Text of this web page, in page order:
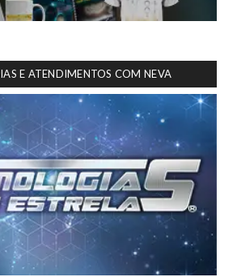
E ATENDIMENTOS COM NEVA